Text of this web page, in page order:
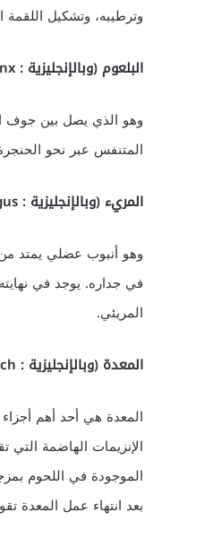
وترطيبه، وتشكيل اللقمة
البلعوم (وبالإنجليزية : Pharynx)
وهو الذي يصل بين جوف
المتنفس عبر نحو
المريء (وبالإنجليزية : Esophagus)
وهو أنبوب عضلي يمتد من
في جداره. يوجد في
المريئي.
المعدة (وبالإنجليزية : Stomach)
المعدة هي أحد أهم
الإنزيمات الهاضمة
الموجودة في اللحوم
بعد انتهاء عمل المعدة